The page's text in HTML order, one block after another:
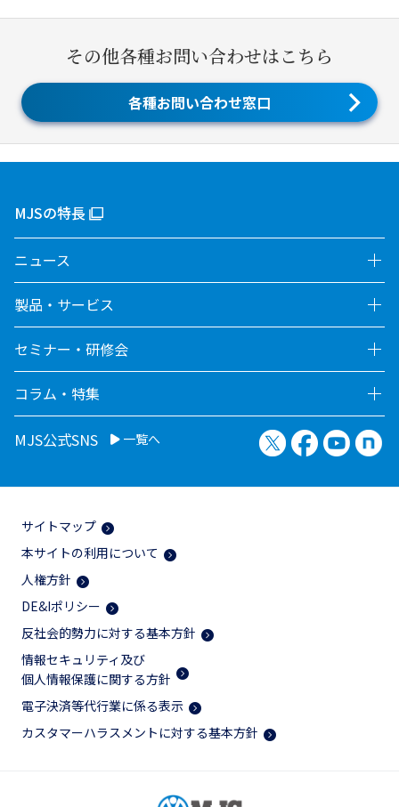
その他各種お問い合わせはこちら
各種お問い合わせ窓口
MJSの特長
ニュース
製品・サービス
セミナー・研修会
コラム・特集
MJS公式SNS 一覧へ X（旧Twitter）
Facebook
サイトマップ
本サイトの利用について
人権方針
DE&Iポリシー
反社会的勢力に対する基本方針
情報セキュリティ及び
個人情報保護に関する方針
電子決済等代行業に係る表示
カスタマーハラスメントに対する基本方針